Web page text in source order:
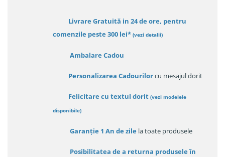
Livrare Gratuită in 24 de ore, pentru
comenzile peste 300 lei* (vezi detalii)
Ambalare Cadou
Personalizarea Cadourilorcu mesajul dorit
Felicitare cu textul dorit (vezi modelele
disponibile)
Garanție 1 An de zile la toate produsele
Posibilitatea de a returna produsele în